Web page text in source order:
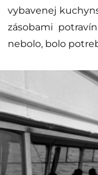
vybavenej
zásobami
nebolo, bolo